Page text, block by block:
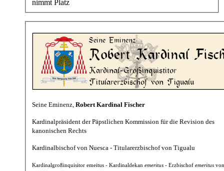
nimmt Platz
Seine Eminenz, Robert Kardinal Fischer
Kardinalpräsident der Päpstlichen Kommission für die Revision des
kanonischen Rechts
Kardinalbischof von Nuesca - Titularerzbischof von Tigualu
Kardinalgroßinquisitor emeitus - Kardinaldekan emeritus - Erzbischof emeritus